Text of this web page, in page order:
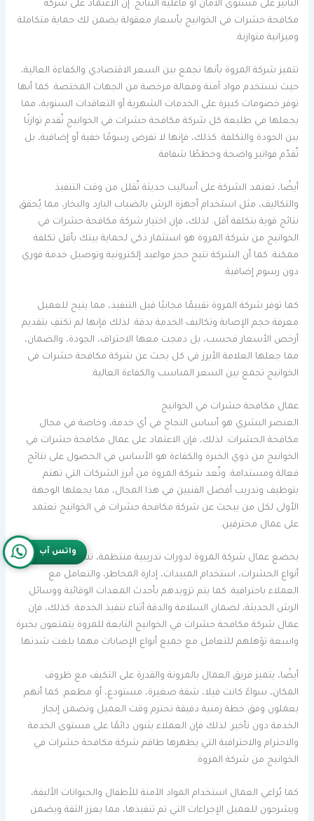
التأثير على مستوى الأمان أو فاعلية النتائج. إن الاعتماد على شركة
مكافحة حشرات في الخوانيج بأسعار معقولة يضمن لك حماية متكاملة
وميزانية متوازنة.
تتميز شركة المروة بأنها تجمع بين السعر الاقتصادي والكفاءة العالية،
حيث تستخدم مواد آمنة وفعالة مرخصة من الجهات المختصة. كما أنها
توفر خصومات كبيرة على الخدمات الشهرية أو التعاقدات السنوية، مما
يجعلها في طليعة كل شركة مكافحة حشرات في الخوانيج تُقدم توازنًا
بين الجودة والتكلفة. كذلك، فإنها لا تفرض رسومًا خفية أو إضافية، بل
تُقدّم فواتير واضحة وخططًا شفافة.
أيضًا، تعتمد الشركة على أساليب حديثة تُقلل من وقت التنفيذ
والتكاليف، مثل استخدام أجهزة الرش بالضباب البارد والبخار، مما يُحقق
نتائج قوية بتكلفة أقل. لذلك، فإن اختيار شركة مكافحة حشرات في
الخوانيج من شركة المروة هو استثمار ذكي لحماية بيتك بأقل تكلفة
ممكنة. كما أن الشركة تتيح حجز مواعيد إلكترونية وتوصيل خدمة فوري
دون رسوم إضافية.
كما توفر شركة المروة تقييمًا مجانيًا قبل التنفيذ، مما يتيح للعميل
معرفة حجم الإصابة وتكاليف الخدمة بدقة. لذلك فإنها لم تكتفِ بتقديم
أرخص الأسعار فحسب، بل دمجت معها الاحتراف، الجودة، والضمان،
مما جعلها العلامة الأبرز في كل بحث عن شركة مكافحة حشرات في
الخوانيج تجمع بين السعر المناسب والكفاءة العالية.
عمال مكافحة حشرات في الخوانيج
العنصر البشري هو أساس النجاح في أي خدمة، وخاصة في مجال
مكافحة الحشرات. لذلك، فإن الاعتماد على عمال مكافحة حشرات في
الخوانيج من ذوي الخبرة والكفاءة هو الأساس في الحصول على نتائج
فعالة ومستدامة. وتُعد شركة المروة من أبرز الشركات التي تهتم
بتوظيف وتدريب أفضل الفنيين في هذا المجال، مما يجعلها الوجهة
الأولى لكل من يبحث عن شركة مكافحة حشرات في الخوانيج تعتمد
على عمال محترفين.
يخضع عمال شركة المروة لدورات تدريبية منتظمة، تشمل التعرف على
أنواع الحشرات، استخدام المبيدات، إدارة المخاطر، والتعامل مع
العملاء باحترافية. كما يتم تزويدهم بأحدث المعدات الوقائية ووسائل
الرش الحديثة، لضمان السلامة والدقة أثناء تنفيذ الخدمة. كذلك، فإن
عمال شركة مكافحة حشرات في الخوانيج التابعة للمروة يتمتعون بخبرة
واسعة تؤهلهم للتعامل مع جميع أنواع الإصابات مهما بلغت شدتها.
أيضًا، يتميز فريق العمال بالمرونة والقدرة على التكيف مع ظروف
المكان، سواءً كانت فيلا، شقة صغيرة، مستودع، أو مطعم. كما أنهم
يعملون وفق خطة زمنية دقيقة تحترم وقت العميل وتضمن إنجاز
الخدمة دون تأخير. لذلك فإن العملاء يثنون دائمًا على مستوى الخدمة
والاحترام والاحترافية التي يظهرها طاقم شركة مكافحة حشرات في
الخوانيج من شركة المروة.
كما يُراعي العمال استخدام المواد الآمنة للأطفال والحيوانات الأليفة،
ويشرحون للعميل الإجراءات التي تم تنفيذها، مما يعزز الثقة ويضمن
واتس آب